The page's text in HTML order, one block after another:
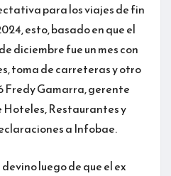
para los viajes de fin
esto, basado en que el
diciembre fue un mes con
toma de carreteras y otro
Fredy Gamarra, gerente
Restaurantes y
a Infobae.
luego de que el ex